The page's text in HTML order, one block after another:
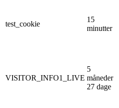
test_cookie
15
minutter
VISITOR_INFO1_LIVE
5
måneder
27 dage